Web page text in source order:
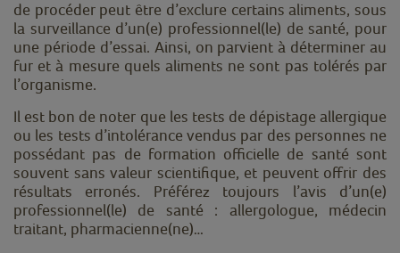
de procéder peut être d’exclure certains aliments, sous
la surveillance d’un(e) professionnel(le) de santé, pour
une période d’essai. Ainsi, on parvient à déterminer au
fur et à mesure quels aliments ne sont pas tolérés par
l’organisme.
Il est bon de noter que les tests de dépistage allergique
ou les tests d’intolérance vendus par des personnes ne
possédant pas de formation officielle de santé sont
souvent sans valeur scientifique, et peuvent offrir des
résultats erronés. Préférez toujours l’avis d’un(e)
professionnel(le) de santé : allergologue, médecin
traitant, pharmacienne(ne)…